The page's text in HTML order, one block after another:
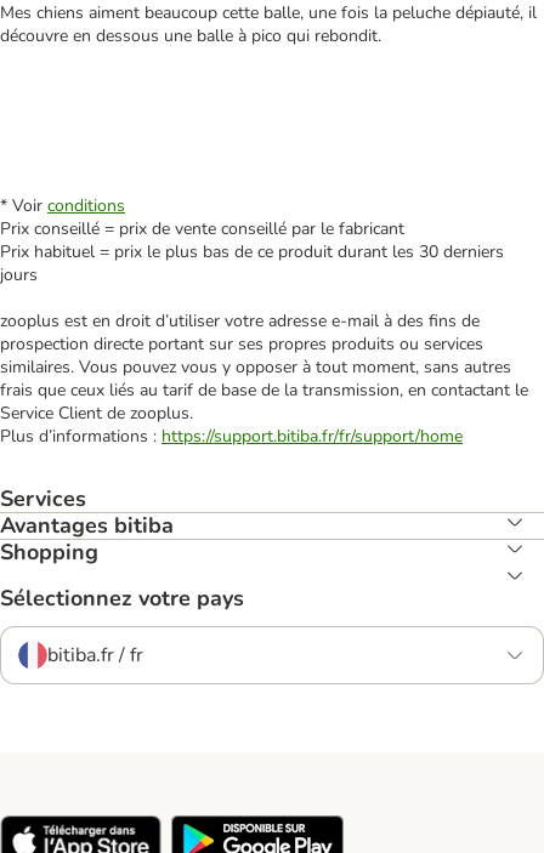
Mes chiens aiment beaucoup cette balle, une fois la peluche dépiauté, il
découvre en dessous une balle à pico qui rebondit.
* Voir conditions
Prix conseillé = prix de vente conseillé par le fabricant
Prix habituel = prix le plus bas de ce produit durant les 30 derniers
jours
zooplus est en droit d’utiliser votre adresse e‑mail à des fins de
prospection directe portant sur ses propres produits ou services
similaires. Vous pouvez vous y opposer à tout moment, sans autres
frais que ceux liés au tarif de base de la transmission, en contactant le
Service Client de zooplus.
Plus d’informations : https://support.bitiba.fr/fr/support/home
Services
Avantages bitiba
Shopping
Sélectionnez votre pays
bitiba.fr / fr